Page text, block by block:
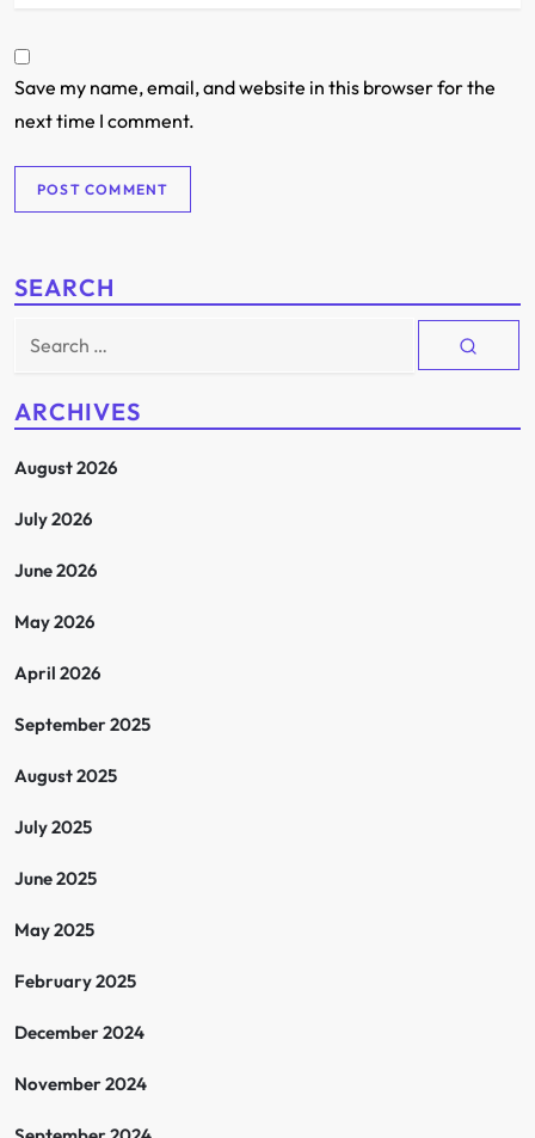
Save my name, email, and website in this browser for the
next time I comment.
SEARCH
Search
ARCHIVES
August 2026
July 2026
June 2026
May 2026
April 2026
September 2025
August 2025
July 2025
June 2025
May 2025
February 2025
December 2024
November 2024